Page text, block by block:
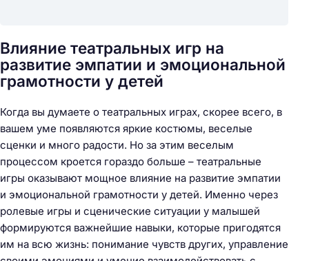
Влияние театральных игр на
развитие эмпатии и эмоциональной
грамотности у детей
Когда вы думаете о театральных играх, скорее всего, в
вашем уме появляются яркие костюмы, веселые
сценки и много радости. Но за этим веселым
процессом кроется гораздо больше – театральные
игры оказывают мощное влияние на развитие эмпатии
и эмоциональной грамотности у детей. Именно через
ролевые игры и сценические ситуации у малышей
формируются важнейшие навыки, которые пригодятся
им на всю жизнь: понимание чувств других, управление